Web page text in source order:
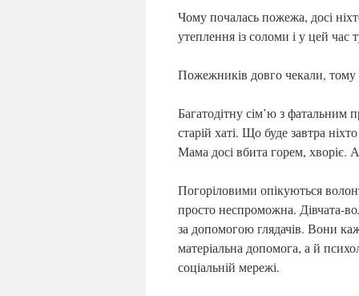
Чому почалась пожежа, досі
утеплення із соломи і у цей час
Пожежників довго чекали, тому
Багатодітну сім’ю з фатальним
старій хаті. Що буде завтра
Мама досі вбита горем, хворіє.
Погоріловими опікуються
просто неспроможна. Дівчата-
за допомогою глядачів. Вони
матеріальна допомога, а й
соціальній мережі.